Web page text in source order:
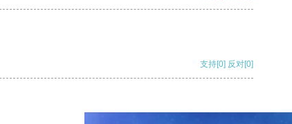
支持[0] 反对[0]